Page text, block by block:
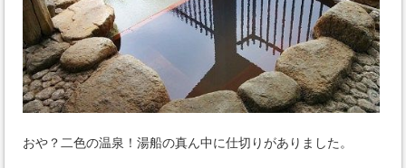
おや？二色の温泉！湯船の真ん中に仕切りがありました。